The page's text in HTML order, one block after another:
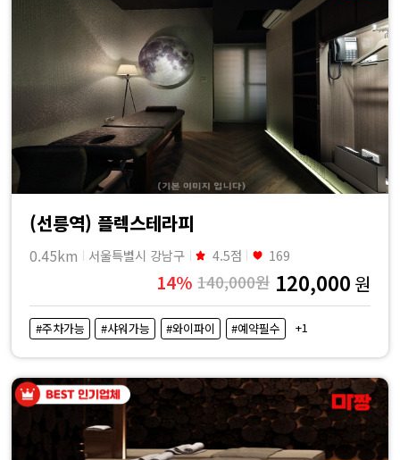
(선릉역) 플렉스테라피
0.45km 서울특별시 강남구 4.5점 169
14% 140,000원 120,000 원
#주차가능 #샤워가능 #와이파이 #예약필수 +1